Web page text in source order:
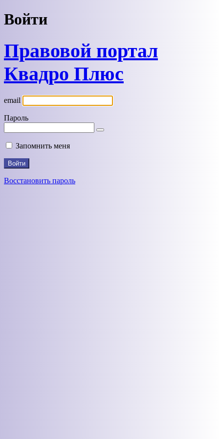
Войти
Правовой портал
Квадро Плюс
email
Пароль
Запомнить меня
Восстановить пароль